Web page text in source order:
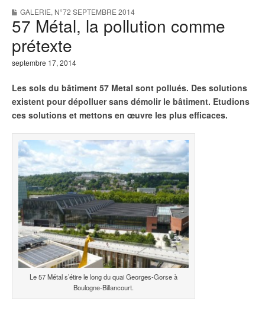
GALERIE, N°72 SEPTEMBRE 2014
57 Métal, la pollution comme
prétexte
septembre 17, 2014
Les sols du bâtiment 57 Metal sont pollués. Des solutions
existent pour dépolluer sans démolir le bâtiment. Etudions
ces solutions et mettons en œuvre les plus efficaces.
Le 57 Métal s’étire le long du quai Georges-Gorse à
Boulogne-Billancourt.